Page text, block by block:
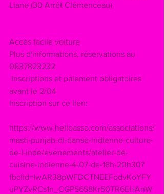
Liane (30 Arrêt Clémenceau)
Accès facile voiture
Plus d'informations, réservations au
0637823232
avant le 2/04
Inscription sur ce lien:
https://www.helloasso.com/associations/
masti-punjab-di-danse-indienne-culture-
de-l-inde/evenements/atelier-de-
cuisine-indienne-4-07-de-18h-20h30?
fbclid=IwAR38pWFDCTNEEFodvKoYFY
uPYZvRCs1n_CGPS6S8Kr50TR6EHAnW